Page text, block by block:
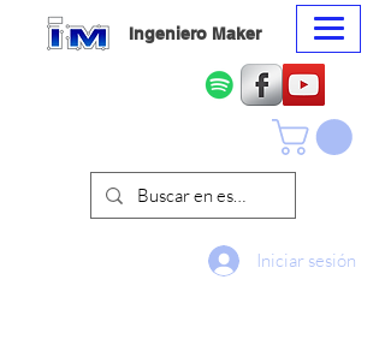
Ingeniero Maker
Iniciar sesión